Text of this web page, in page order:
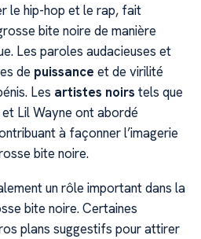
le hip-hop et le rap, fait
bite noire de manière
Les paroles audacieuses et
de puissance et de virilité
Les artistes noirs tels que
Lil Wayne ont abordé
à façonner l’imagerie
bite noire.
un rôle important dans la
bite noire. Certaines
plans suggestifs pour attirer